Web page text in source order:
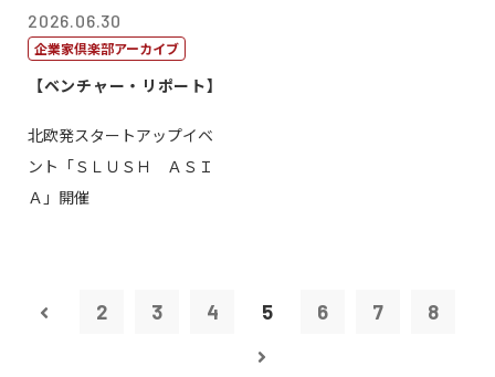
2026.06.30
企業家倶楽部アーカイブ
【ベンチャー・リポート】
北欧発スタートアップイベ
ント「ＳＬＵＳＨ ＡＳＩ
Ａ」開催
2 3 4 5 6 7 8